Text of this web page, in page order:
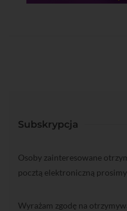
Subskrypcja
Osoby zainteresowane
pocztą elektroniczną
Wyrażam zgodę na